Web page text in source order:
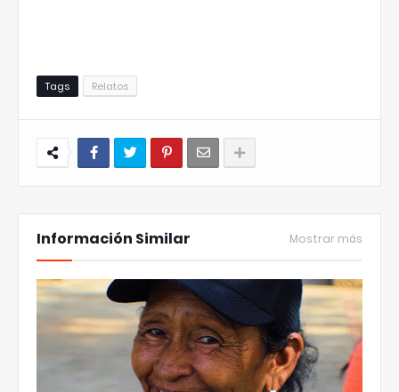
Tags Relatos
Información Similar Mostrar más